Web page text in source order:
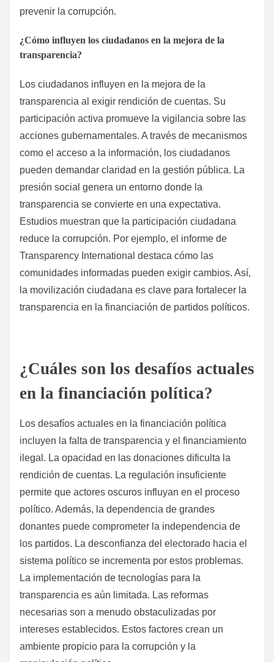
prevenir la corrupción.
¿Cómo influyen los ciudadanos en la mejora de la
transparencia?
Los ciudadanos influyen en la mejora de la
transparencia al exigir rendición de cuentas. Su
participación activa promueve la vigilancia sobre las
acciones gubernamentales. A través de mecanismos
como el acceso a la información, los ciudadanos
pueden demandar claridad en la gestión pública. La
presión social genera un entorno donde la
transparencia se convierte en una expectativa.
Estudios muestran que la participación ciudadana
reduce la corrupción. Por ejemplo, el informe de
Transparency International destaca cómo las
comunidades informadas pueden exigir cambios. Así,
la movilización ciudadana es clave para fortalecer la
transparencia en la financiación de partidos políticos.
¿Cuáles son los desafíos actuales
en la financiación política?
Los desafíos actuales en la financiación política
incluyen la falta de transparencia y el financiamiento
ilegal. La opacidad en las donaciones dificulta la
rendición de cuentas. La regulación insuficiente
permite que actores oscuros influyan en el proceso
político. Además, la dependencia de grandes
donantes puede comprometer la independencia de
los partidos. La desconfianza del electorado hacia el
sistema político se incrementa por estos problemas.
La implementación de tecnologías para la
transparencia es aún limitada. Las reformas
necesarias son a menudo obstaculizadas por
intereses establecidos. Estos factores crean un
ambiente propicio para la corrupción y la